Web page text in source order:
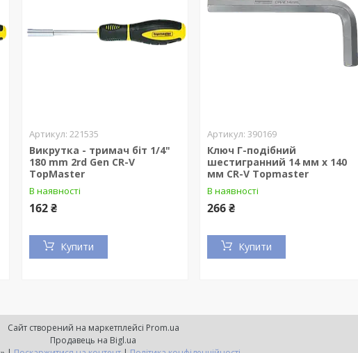
221535
Викрутка - тримач біт 1/4"
180 mm 2rd Gen CR-V
TopMaster
В наявності
162 ₴
Купити
390169
Ключ Г-подібний
шестигранний 14 мм х 140
мм CR-V Topmaster
В наявності
266 ₴
Купити
Сайт створений на маркетплейсі Prom.ua
Продавець на Bigl.ua